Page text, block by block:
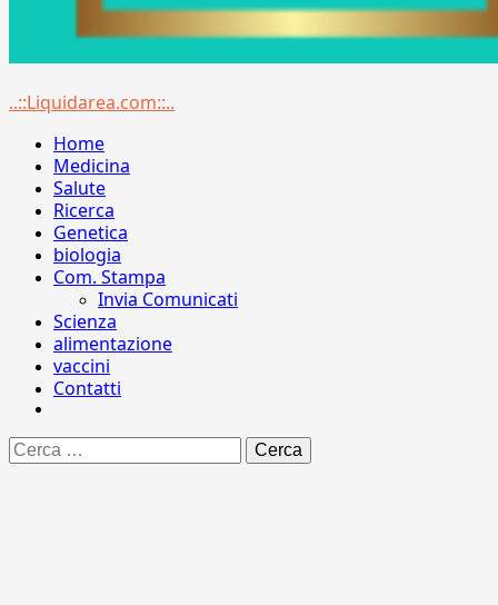
Menu
..::Liquidarea.com::..
Home
Medicina
Salute
Ricerca
Genetica
biologia
Com. Stampa
Invia Comunicati
Scienza
alimentazione
vaccini
Contatti
Ricerca
per: